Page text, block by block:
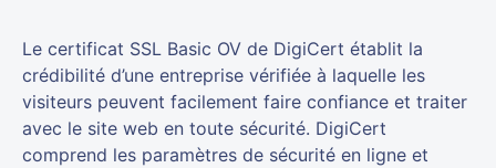
Le certificat SSL Basic OV de DigiCert établit la
crédibilité d’une entreprise vérifiée à laquelle les
visiteurs peuvent facilement faire confiance et traiter
avec le site web en toute sécurité. DigiCert
comprend les paramètres de sécurité en ligne et